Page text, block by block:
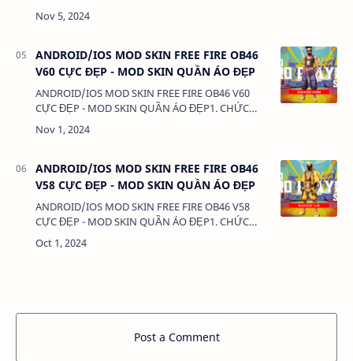
NĂNG:- MOD SKIN QUẦN ÁO - MOD CLOTHES2.
TẢI VÀ CÀI ĐẶT (BẢN FULL KHÔNG LINK RÚT
ANDROID/IOS MOD SKIN FREE FIRE OB46
V60 CỰC ĐẸP - MOD SKIN QUẦN ÁO ĐẸP
ANDROID/IOS MOD SKIN FREE FIRE OB46 V60
CỰC ĐẸP - MOD SKIN QUẦN ÁO ĐẸP1. CHỨC
NĂNG:- MOD SKIN QUẦN ÁO - MOD CLOTHES2.
TẢI VÀ CÀI ĐẶT (BẢN FULL KHÔNG LINK RÚT
ANDROID/IOS MOD SKIN FREE FIRE OB46
V58 CỰC ĐẸP - MOD SKIN QUẦN ÁO ĐẸP
ANDROID/IOS MOD SKIN FREE FIRE OB46 V58
CỰC ĐẸP - MOD SKIN QUẦN ÁO ĐẸP1. CHỨC
NĂNG:- MOD SKIN QUẦN ÁO - MOD CLOTHES2.
TẢI VÀ CÀI ĐẶT (BẢN FULL KHÔNG LINK RÚT
Post a Comment